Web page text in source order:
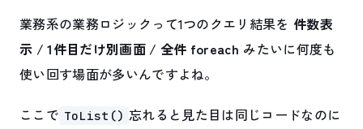
業務系の業務ロジックって1つのクエリ結果を 件数表
示 / 1件目だけ別画面 / 全件 foreach みたいに何度も
使い回す場面が多いんですよね。
ここで ToList() 忘れると見た目は同じコードなのに